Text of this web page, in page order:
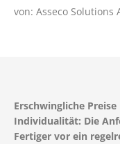
von: Asseco Solutions
Erschwingliche
Individualität: Die
Fertiger vor ein